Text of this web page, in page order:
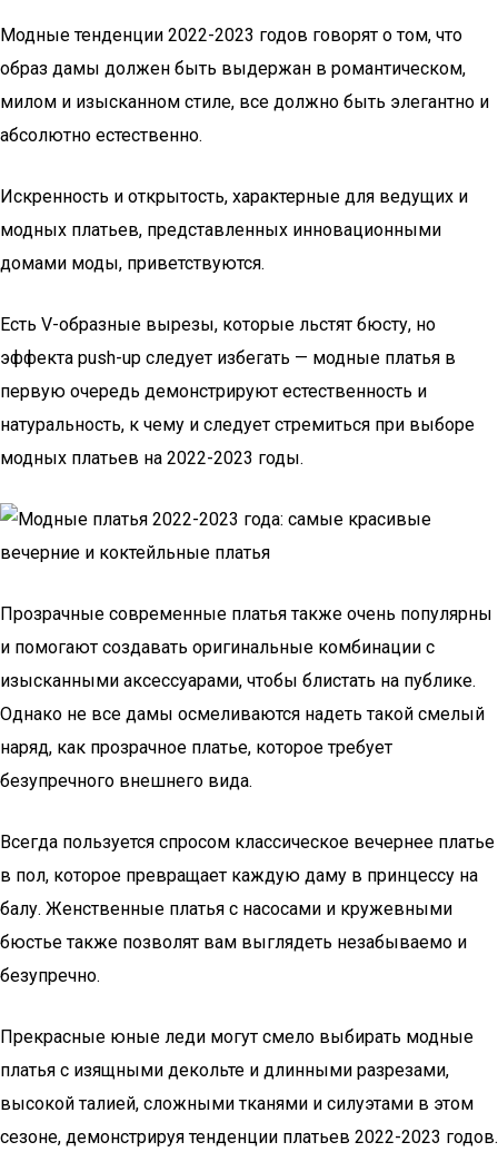
Модные тенденции 2022-2023 годов говорят о том, что
образ дамы должен быть выдержан в романтическом,
милом и изысканном стиле, все должно быть элегантно и
абсолютно естественно.
Искренность и открытость, характерные для ведущих и
модных платьев, представленных инновационными
домами моды, приветствуются.
Есть V-образные вырезы, которые льстят бюсту, но
эффекта push-up следует избегать — модные платья в
первую очередь демонстрируют естественность и
натуральность, к чему и следует стремиться при выборе
модных платьев на 2022-2023 годы.
Прозрачные современные платья также очень популярны
и помогают создавать оригинальные комбинации с
изысканными аксессуарами, чтобы блистать на публике.
Однако не все дамы осмеливаются надеть такой смелый
наряд, как прозрачное платье, которое требует
безупречного внешнего вида.
Всегда пользуется спросом классическое вечернее платье
в пол, которое превращает каждую даму в принцессу на
балу. Женственные платья с насосами и кружевными
бюстье также позволят вам выглядеть незабываемо и
безупречно.
Прекрасные юные леди могут смело выбирать модные
платья с изящными декольте и длинными разрезами,
высокой талией, сложными тканями и силуэтами в этом
сезоне, демонстрируя тенденции платьев 2022-2023 годов.